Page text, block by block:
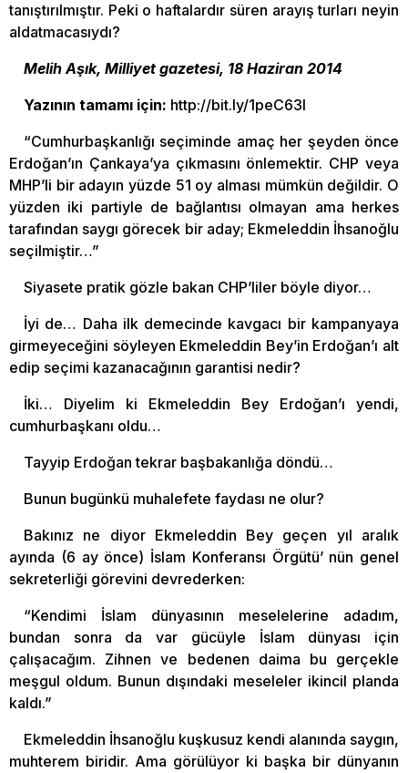
tanıştırılmıştır. Peki o haftalardır süren arayış turları neyin
aldatmacasıydı?
Melih Aşık, Milliyet gazetesi, 18 Haziran 2014
Yazının tamamı için: http://bit.ly/1peC63l
“Cumhurbaşkanlığı seçiminde amaç her şeyden önce
Erdoğan’ın Çankaya’ya çıkmasını önlemektir. CHP veya
MHP’li bir adayın yüzde 51 oy alması mümkün değildir. O
yüzden iki partiyle de bağlantısı olmayan ama herkes
tarafından saygı görecek bir aday; Ekmeleddin İhsanoğlu
seçilmiştir…”
Siyasete pratik gözle bakan CHP’liler böyle diyor…
İyi de… Daha ilk demecinde kavgacı bir kampanyaya
girmeyeceğini söyleyen Ekmeleddin Bey’in Erdoğan’ı alt
edip seçimi kazanacağının garantisi nedir?
İki… Diyelim ki Ekmeleddin Bey Erdoğan’ı yendi,
cumhurbaşkanı oldu…
Tayyip Erdoğan tekrar başbakanlığa döndü…
Bunun bugünkü muhalefete faydası ne olur?
Bakınız ne diyor Ekmeleddin Bey geçen yıl aralık
ayında (6 ay önce) İslam Konferansı Örgütü’ nün genel
sekreterliği görevini devrederken:
“Kendimi İslam dünyasının meselelerine adadım,
bundan sonra da var gücüyle İslam dünyası için
çalışacağım. Zihnen ve bedenen daima bu gerçekle
meşgul oldum. Bunun dışındaki meseleler ikincil planda
kaldı.”
Ekmeleddin İhsanoğlu kuşkusuz kendi alanında saygın,
muhterem biridir. Ama görülüyor ki başka bir dünyanın